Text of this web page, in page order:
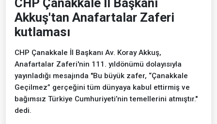
Akkuş'tan Anafartalar Zaferi
kutlaması
CHP Çanakkale İl Başkanı Av. Koray Akkuş,
Anafartalar Zaferi'nin 111. yıldönümü dolayısıyla
yayınladığı mesajında "Bu büyük zafer, “Çanakkale
Geçilmez” gerçeğini tüm dünyaya kabul ettirmiş ve
bağımsız Türkiye Cumhuriyeti’nin temellerini atmıştır."
dedi.